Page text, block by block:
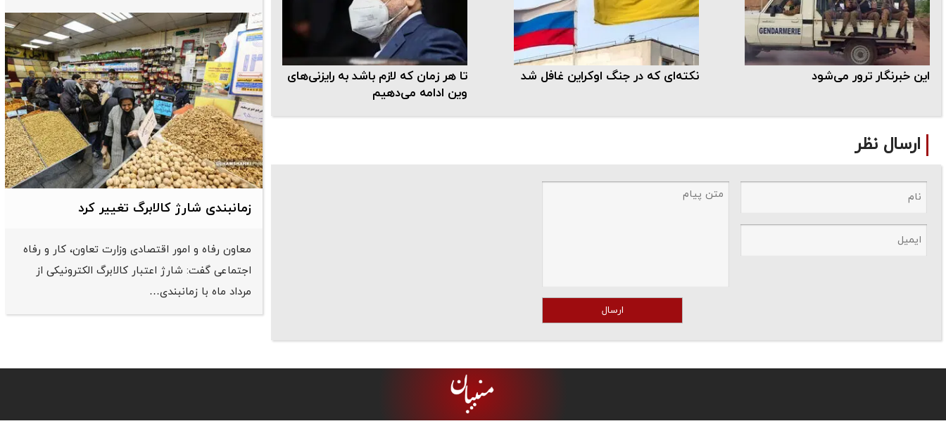
این خبرنگار ترور می‌شود نکته‌ای که در جنگ اوکراین غافل شد
تا هر زمان که لازم باشد به رایزنی‌های
وین ادامه می‌دهیم
ارسال نظر
ارسال
زمانبندی شارژ کالابرگ تغییر کرد
معاون رفاه و امور اقتصادی وزارت تعاون، کار و رفاه
اجتماعی گفت: شارژ اعتبار کالابرگ الکترونیکی از
مرداد ماه با زمانبندی…